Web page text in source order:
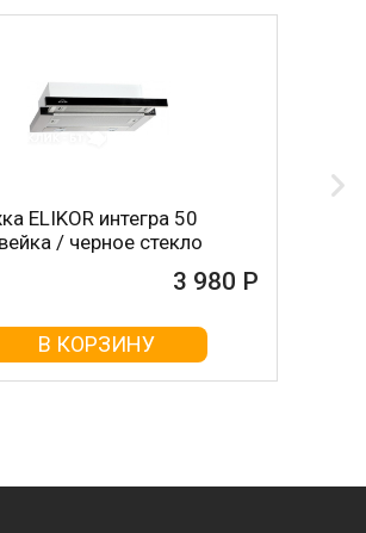
ELIKOR интегра 50
/ черное стекло
3 980 Р
В КОРЗИНУ